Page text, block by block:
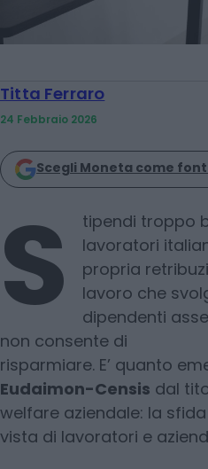
Titta Ferraro
24 Febbraio 2026
Scegli Moneta come
S
tipendi troppo
lavoratori
propria
lavoro che
dipendenti
non consente di
risparmiare. E’ quanto
Eudaimon-Censis dal
welfare aziendale: la
vista di lavoratori e